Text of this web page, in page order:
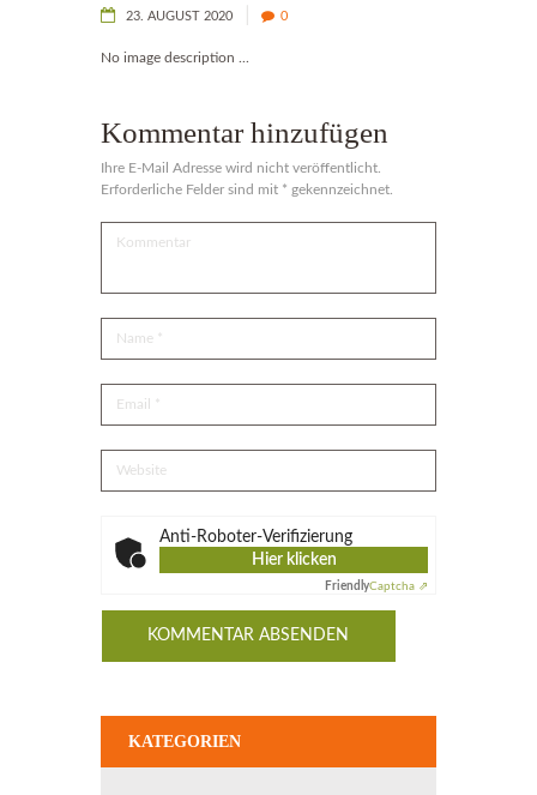
23. AUGUST 2020 0
No image description ...
Kommentar hinzufügen
Ihre E-Mail Adresse wird nicht veröffentlicht.
Erforderliche Felder sind mit * gekennzeichnet.
Anti-Roboter-Verifizierung
Hier klicken
FriendlyCaptcha ⇗
KATEGORIEN